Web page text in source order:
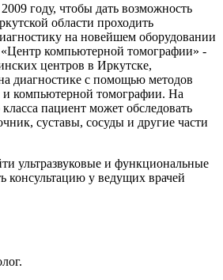
году, чтобы дать возможность
области проходить
на новейшем оборудовании
компьютерной томографии» -
центров в Иркутске,
диагностике с помощью методов
и компьютерной томографии. На
пациент может обследовать
суставы, сосуды и другие части
ультразвуковые и функциональные
консультацию у ведущих врачей